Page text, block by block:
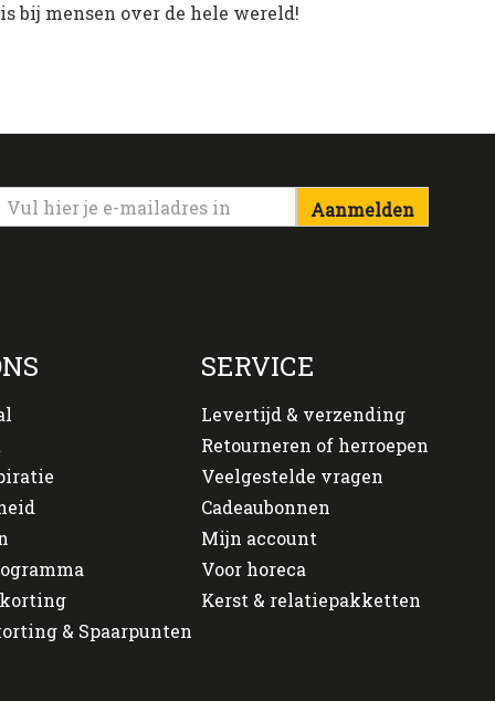
bij mensen over de hele wereld!
Aanmelden
& Spaarpunten
SERVICE
Levertijd & verzending
Retourneren of herroepen
Veelgestelde vragen
Cadeaubonnen
Mijn account
Voor horeca
Kerst & relatiepakketten